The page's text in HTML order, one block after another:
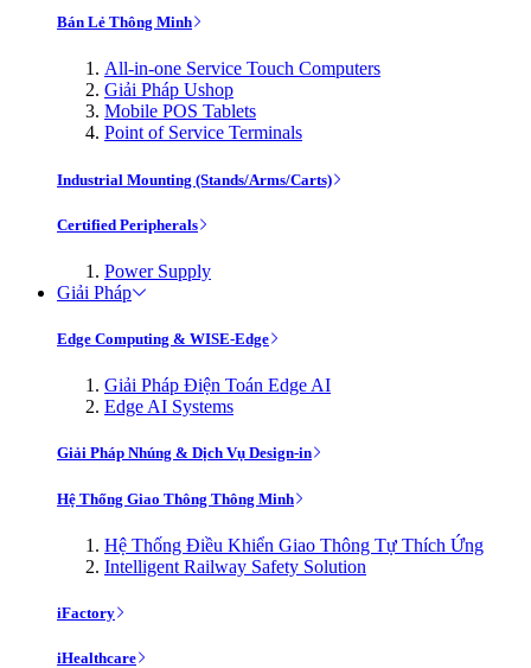
Bán Lẻ Thông Minh
All-in-one Service Touch Computers
Giải Pháp Ushop
Mobile POS Tablets
Point of Service Terminals
Industrial Mounting (Stands/Arms/Carts)
Certified Peripherals
Power Supply
Giải Pháp
Edge Computing & WISE-Edge
Giải Pháp Điện Toán Edge AI
Edge AI Systems
Giải Pháp Nhúng & Dịch Vụ Design-in
Hệ Thống Giao Thông Thông Minh
Hệ Thống Điều Khiển Giao Thông Tự Thích Ứng
Intelligent Railway Safety Solution
iFactory
iHealthcare